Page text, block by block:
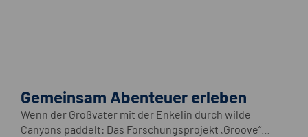
Gemeinsam Abenteuer erleben
Wenn der Großvater mit der Enkelin durch wilde
Canyons paddelt: Das Forschungsprojekt „Groove“